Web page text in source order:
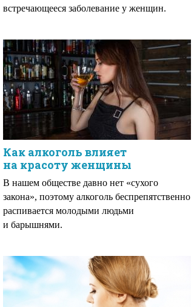
встречающееся заболевание у женщин.
Как алкоголь влияет
на красоту женщины
В нашем обществе давно нет «сухого
закона», поэтому алкоголь беспрепятственно
распивается молодыми людьми
и барышнями.